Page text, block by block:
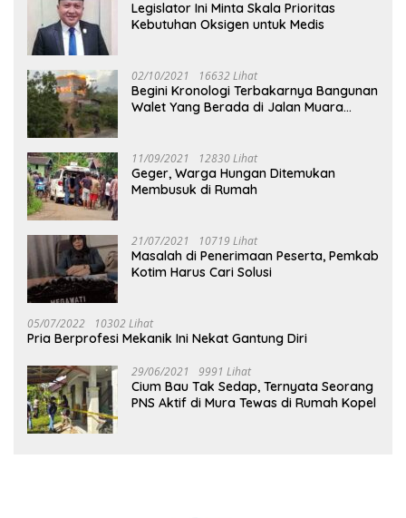
Legislator Ini Minta Skala Prioritas
Kebutuhan Oksigen untuk Medis
02/10/2021 16632 Lihat
Begini Kronologi Terbakarnya Bangunan
Walet Yang Berada di Jalan Muara
11/09/2021 12830 Lihat
Geger, Warga Hungan Ditemukan
Membusuk di Rumah
21/07/2021 10719 Lihat
Masalah di Penerimaan Peserta, Pemkab
Kotim Harus Cari Solusi
05/07/2022 10302 Lihat
Pria Berprofesi Mekanik Ini Nekat Gantung Diri
29/06/2021 9991 Lihat
Cium Bau Tak Sedap, Ternyata Seorang
PNS Aktif di Mura Tewas di Rumah Kopel